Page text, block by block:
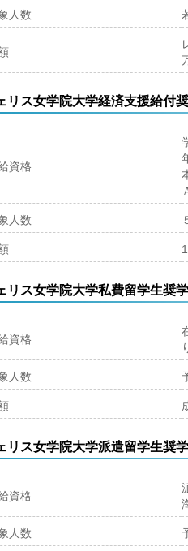
人数
リス女学院大学経済支援給付奨
資格
人数
リス女学院大学私費留学生奨学
資格
人数
リス女学院大学派遣留学生奨
資格
人数